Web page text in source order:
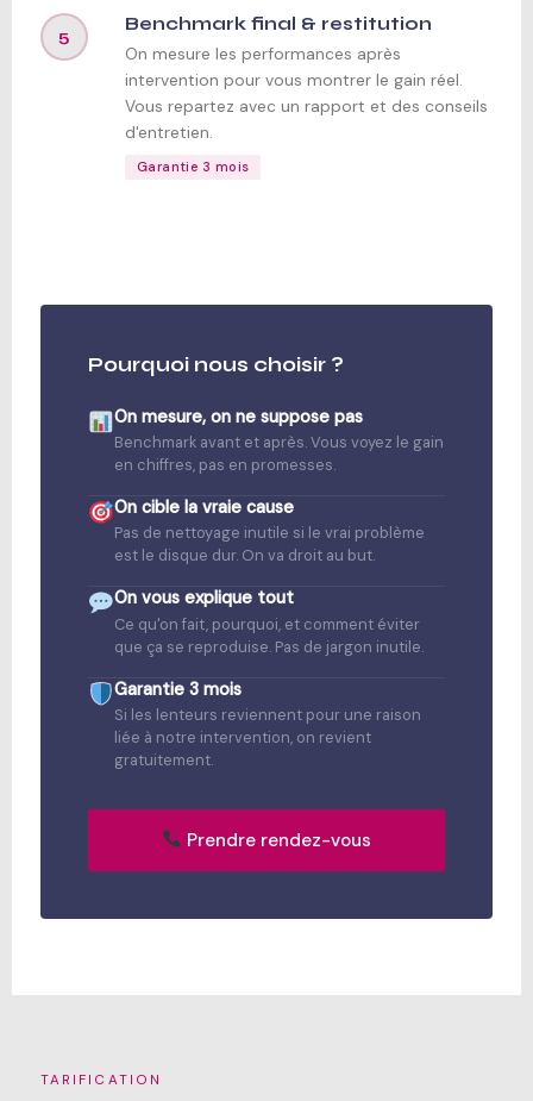
5
Benchmark final & restitution
On mesure les performances après
intervention pour vous montrer le gain réel.
Vous repartez avec un rapport et des conseils
d'entretien.
Garantie 3 mois
Pourquoi nous choisir ?
On mesure, on ne suppose pas
Benchmark avant et après. Vous voyez le gain
en chiffres, pas en promesses.
On cible la vraie cause
Pas de nettoyage inutile si le vrai problème
est le disque dur. On va droit au but.
On vous explique tout
Ce qu'on fait, pourquoi, et comment éviter
que ça se reproduise. Pas de jargon inutile.
Garantie 3 mois
Si les lenteurs reviennent pour une raison
liée à notre intervention, on revient
gratuitement.
Prendre rendez-vous
TARIFICATION